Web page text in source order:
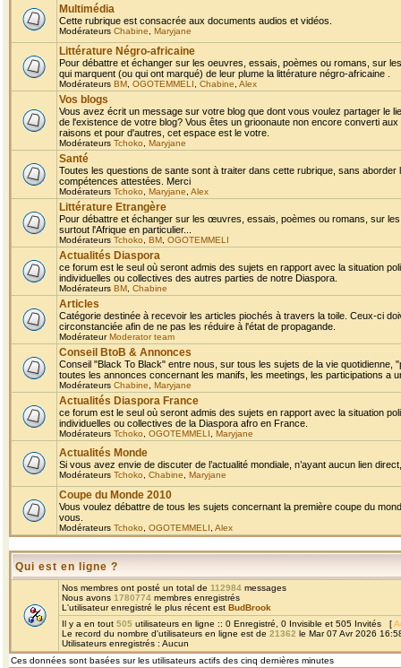
Multimédia
Cette rubrique est consacrée aux documents audios et vidéos.
Modérateurs Chabine Maryjane
Littérature Négro-africaine
Pour débattre et échanger sur les oeuvres, essais, poèmes ou romans, sur
qui marquent (ou qui ont marqué) de leur plume la littérature négro-africaine .
Modérateurs BM OGOTEMMELI Chabine Alex
Vos blogs
Vous avez écrit un message sur votre blog que dont vous voulez partager le
de l'existence de votre blog? Vous êtes un grioonaute non encore converti
raisons et pour d'autres, cet espace est le votre.
Modérateurs Tchoko Maryjane
Santé
Toutes les questions de sante sont à traiter dans cette rubrique, sans
compétences attestées. Merci
Modérateurs Tchoko Maryjane Alex
Littérature Etrangère
Pour débattre et échanger sur les œuvres, essais, poèmes ou romans, sur
surtout l'Afrique en particulier...
Modérateurs Tchoko BM OGOTEMMELI
Actualités Diaspora
ce forum est le seul où seront admis des sujets en rapport avec la situation
individuelles ou collectives des autres parties de notre Diaspora.
Modérateurs BM Chabine
Articles
Catégorie destinée à recevoir les articles piochés à travers la toile. Ceux-ci
circonstanciée afin de ne pas les réduire à l'état de propagande.
ModérateurModerator team
Conseil BtoB & Annonces
Conseil "Black To Black" entre nous, sur tous les sujets de la vie
toutes les annonces concernant les manifs, les meetings, les participations a
Modérateurs Chabine Maryjane
Actualités Diaspora France
ce forum est le seul où seront admis des sujets en rapport avec la situation
individuelles ou collectives de la Diaspora afro en France.
Modérateurs Tchoko OGOTEMMELI Maryjane
Actualités Monde
Si vous avez envie de discuter de l’actualité mondiale, n’ayant aucun lien
Modérateurs Tchoko Chabine Maryjane
Coupe du Monde 2010
Vous voulez débattre de tous les sujets concernant la première coupe du
vous.
Modérateurs Tchoko OGOTEMMELI Alex
Qui est en ligne ?
Nos membres ont posté un total de 112984 messages
Nous avons 1780774 membres enregistrés
L'utilisateur enregistré le plus récent est BudBrook
Il y a en tout 505 utilisateurs en ligne :: 0 Enregistré, 0 Invisible et 505 Invités [
Le record du nombre d'utilisateurs en ligne est de 21362 le Mar 07 Avr 2026
Utilisateurs enregistrés : Aucun
Ces données sont basées sur les utilisateurs actifs des cinq dernières minutes